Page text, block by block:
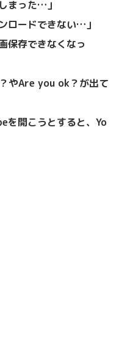
まった…」
ロードできない…」
保存できなくなっ
やAre you ok？が出て
を開こうとすると、Yo